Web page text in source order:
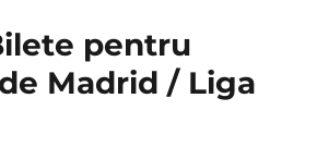
pentru
Madrid / Liga